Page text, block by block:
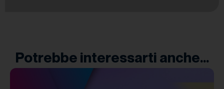
Potrebbe interessarti anche...